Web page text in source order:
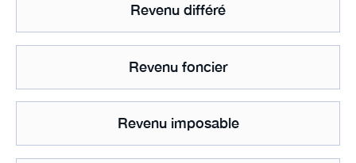
Revenu différé
Revenu foncier
Revenu imposable